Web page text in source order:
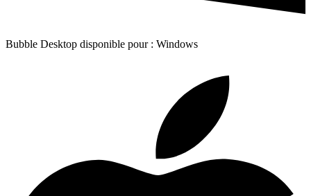
Bubble Desktop disponible pour : Windows